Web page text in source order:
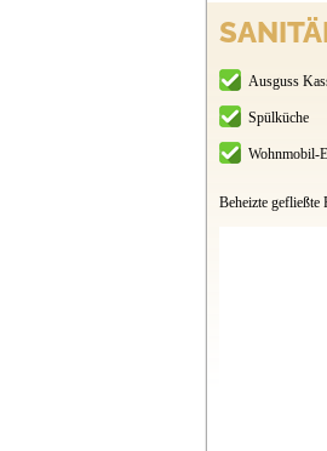
Ausguss
Spülküche
Wohnmobil-
Beheizte gefließte